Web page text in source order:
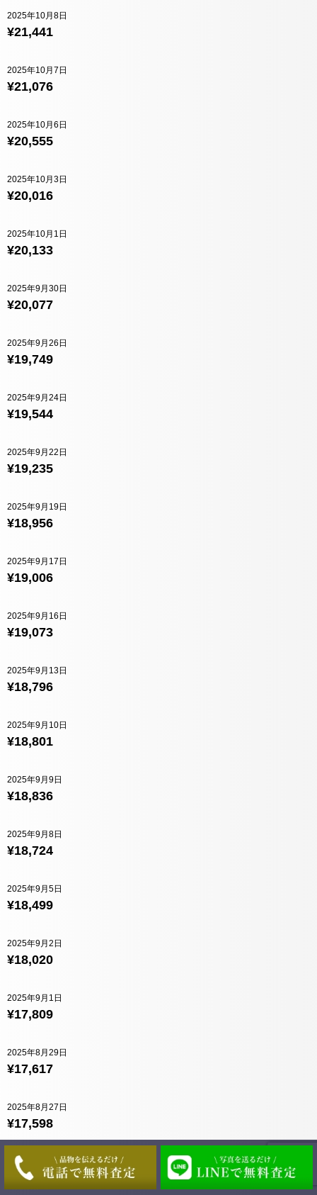
¥21,441
2025年10月8日
¥21,076
2025年10月7日
¥20,555
2025年10月6日
¥20,016
2025年10月3日
¥20,133
2025年10月1日
¥20,077
2025年9月30日
¥19,749
2025年9月26日
¥19,544
2025年9月24日
¥19,235
2025年9月22日
¥18,956
2025年9月19日
¥19,006
2025年9月17日
¥19,073
2025年9月16日
¥18,796
2025年9月13日
¥18,801
2025年9月10日
¥18,836
2025年9月9日
¥18,724
2025年9月8日
¥18,499
2025年9月5日
¥18,020
2025年9月2日
¥17,809
2025年9月1日
¥17,617
2025年8月29日
¥17,598
2025年8月27日
¥17,493
2025年8月26日